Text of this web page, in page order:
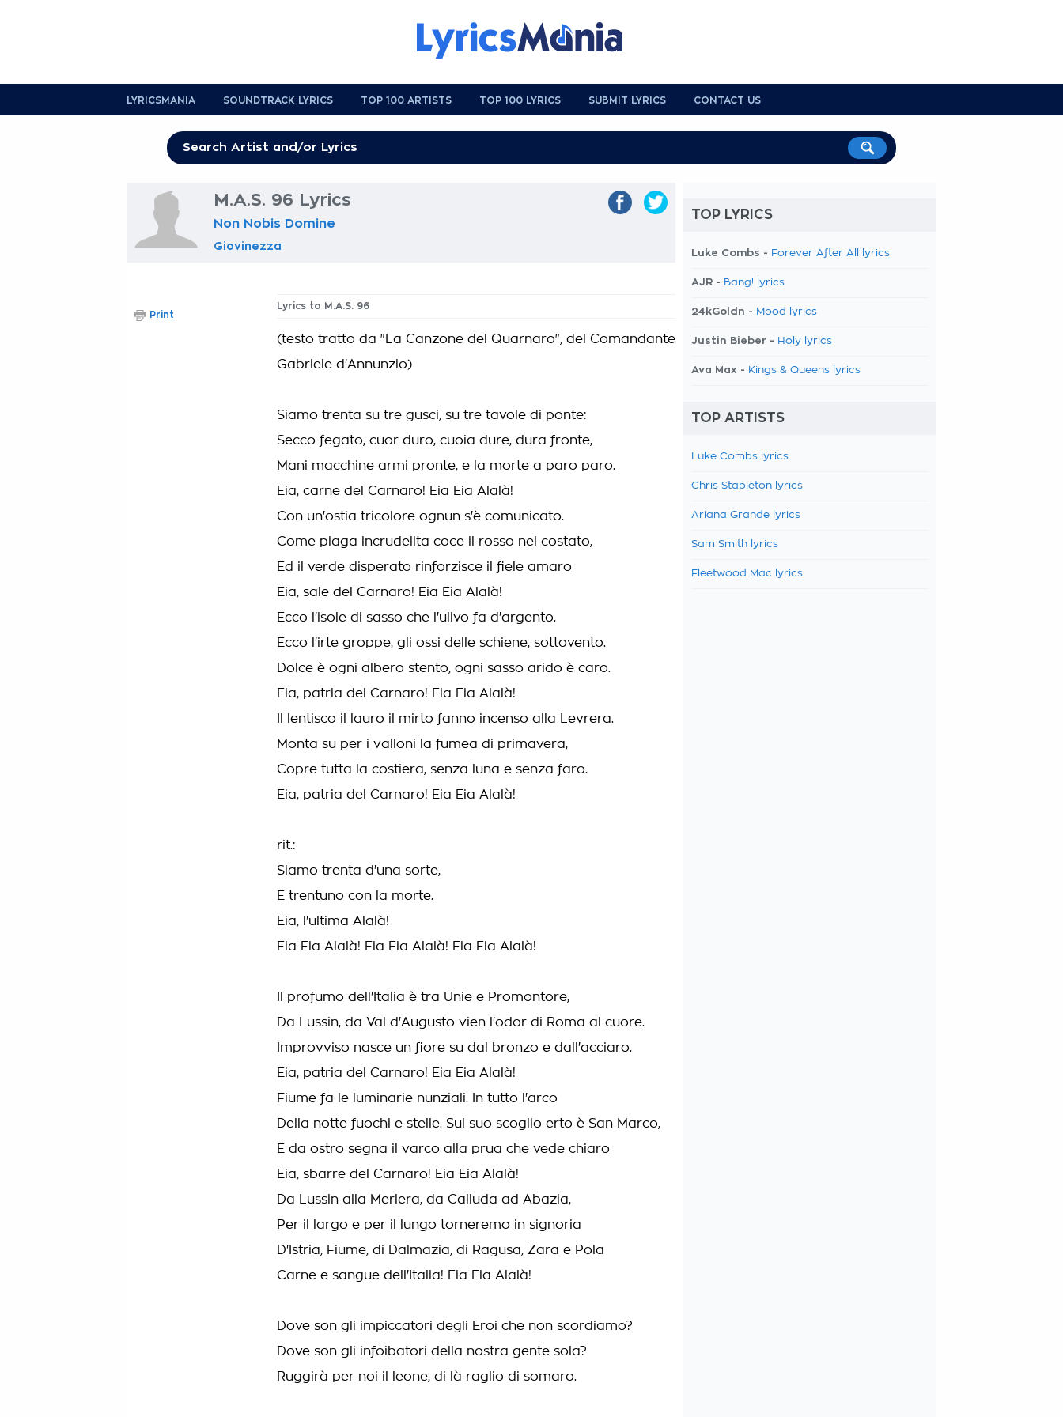
LYRICSMANIA SOUNDTRACK LYRICS TOP 100 ARTISTS TOP 100 LYRICS SUBMIT LYRICS CONTACT US
M.A.S. 96 Lyrics
Non Nobis Domine
Giovinezza
Lyrics to M.A.S. 96
(testo tratto da "La Canzone del Quarnaro", del Comandante
Gabriele d'Annunzio)
Siamo trenta su tre gusci, su tre tavole di ponte:
Secco fegato, cuor duro, cuoia dure, dura fronte,
Mani macchine armi pronte, e la morte a paro paro.
Eia, carne del Carnaro! Eia Eia Alalà!
Con un'ostia tricolore ognun s'è comunicato.
Come piaga incrudelita coce il rosso nel costato,
Ed il verde disperato rinforzisce il fiele amaro
Eia, sale del Carnaro! Eia Eia Alalà!
Ecco l'isole di sasso che l'ulivo fa d'argento.
Ecco l'irte groppe, gli ossi delle schiene, sottovento.
Dolce è ogni albero stento, ogni sasso arido è caro.
Eia, patria del Carnaro! Eia Eia Alalà!
Il lentisco il lauro il mirto fanno incenso alla Levrera.
Monta su per i valloni la fumea di primavera,
Copre tutta la costiera, senza luna e senza faro.
Eia, patria del Carnaro! Eia Eia Alalà!
rit.:
Siamo trenta d'una sorte,
E trentuno con la morte.
Eia, l'ultima Alalà!
Eia Eia Alalà! Eia Eia Alalà! Eia Eia Alalà!
Il profumo dell'Italia è tra Unie e Promontore,
Da Lussin, da Val d'Augusto vien l'odor di Roma al cuore.
Improvviso nasce un fiore su dal bronzo e dall'acciaro.
Eia, patria del Carnaro! Eia Eia Alalà!
Fiume fa le luminarie nunziali. In tutto l'arco
Della notte fuochi e stelle. Sul suo scoglio erto è San Marco,
E da ostro segna il varco alla prua che vede chiaro
Eia, sbarre del Carnaro! Eia Eia Alalà!
Da Lussin alla Merlera, da Calluda ad Abazia,
Per il largo e per il lungo torneremo in signoria
D'Istria, Fiume, di Dalmazia, di Ragusa, Zara e Pola
Carne e sangue dell'Italia! Eia Eia Alalà!
Dove son gli impiccatori degli Eroi che non scordiamo?
Dove son gli infoibatori della nostra gente sola?
Ruggirà per noi il leone, di là raglio di somaro.
Print
TOP LYRICS
Luke Combs - Forever After All lyrics
AJR - Bang! lyrics
24kGoldn - Mood lyrics
Justin Bieber - Holy lyrics
Ava Max - Kings & Queens lyrics
TOP ARTISTS
Luke Combs lyrics
Chris Stapleton lyrics
Ariana Grande lyrics
Sam Smith lyrics
Fleetwood Mac lyrics